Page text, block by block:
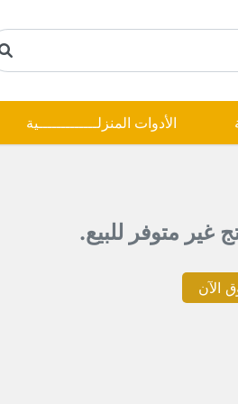
الأدوات المنزلـــــــــــــية
غير متوفر للبيع.
الآن